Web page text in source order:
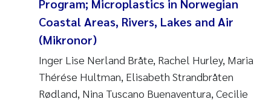
Program; Microplastics in Norwegian
Coastal Areas, Rivers, Lakes and Air
(Mikronor)
Inger Lise Nerland Bråte, Rachel Hurley, Maria
Thérése Hultman, Elisabeth Strandbråten
Rødland, Nina Tuscano Buenaventura, Cecilie